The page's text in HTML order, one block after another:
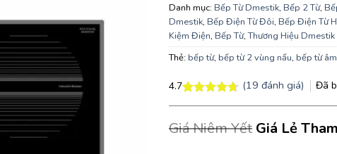
Danh mục: Bếp Từ Dmestik, Bếp 2 Từ,
Dmestik, Bếp Điện Từ Đôi, Bếp Điện Từ
Kiệm Điện, Bếp Từ,Thương Hiệu Dmestik
Thẻ: bếp từ, bếp từ 2 vùng nấu, bếp từ âm
4.7
4.7trên 5
19
đánh giá
(19 đánh giá) Đã
Giá Niêm Yết Giá Lẻ